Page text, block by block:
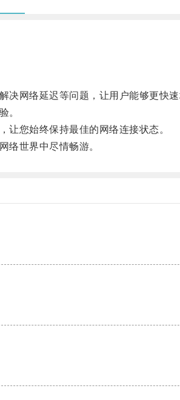
网络延迟等问题，让用户能够更快速
。
您始终保持最佳的网络连接状态。
世界中尽情畅游。